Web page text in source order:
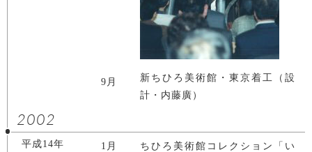
9月
新ちひろ美術館・東京着工（設
計・内藤廣）
2002
平成14年 1月
ちひろ美術館コレクション「い